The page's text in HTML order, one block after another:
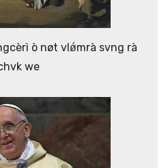
ò nøt vlǿmrà svng rà
we